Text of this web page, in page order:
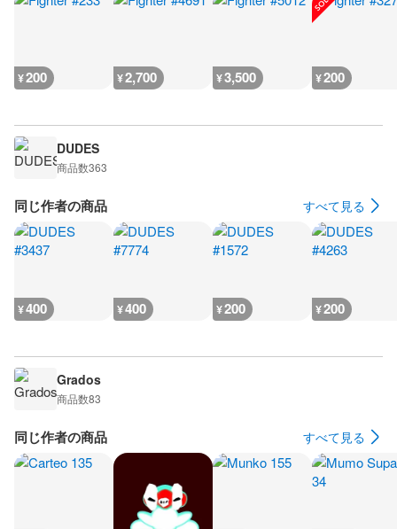
¥200 ¥2,700 ¥3,500 ¥200
DUDES
商品数363
同じ作者の商品 すべて見る
¥400 ¥400 ¥200 ¥200
Grados
商品数83
同じ作者の商品 すべて見る